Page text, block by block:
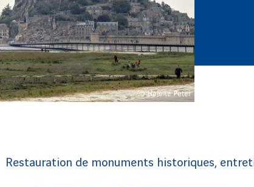
Restauration de monuments historiques,